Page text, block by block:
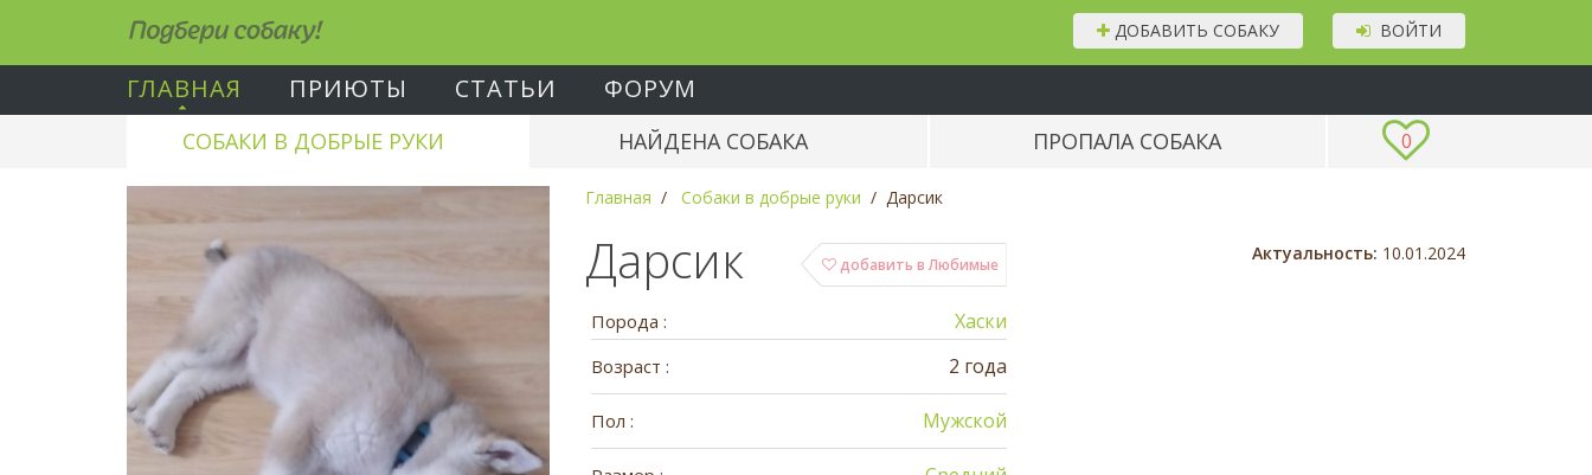
Подбери собаку! ВОЙТИ
ДОБАВИТЬ СОБАКУ
ГЛАВНАЯ ПРИЮТЫ СТАТЬИ ФОРУМ
0
СОБАКИ В ДОБРЫЕ РУКИ НАЙДЕНА СОБАКА ПРОПАЛА СОБАКА
Главная Собаки в добрые руки Дарсик
добавить в Любимые
Дарсик
Порода : Хаски
Возраст : 2 года
Пол : Мужской
Актуальность: 10.01.2024